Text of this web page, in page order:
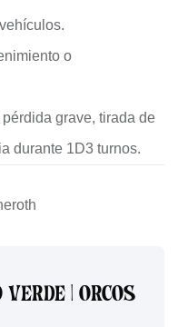
o
grave, tirada de
durante 1D3 turnos.
| ORCOS